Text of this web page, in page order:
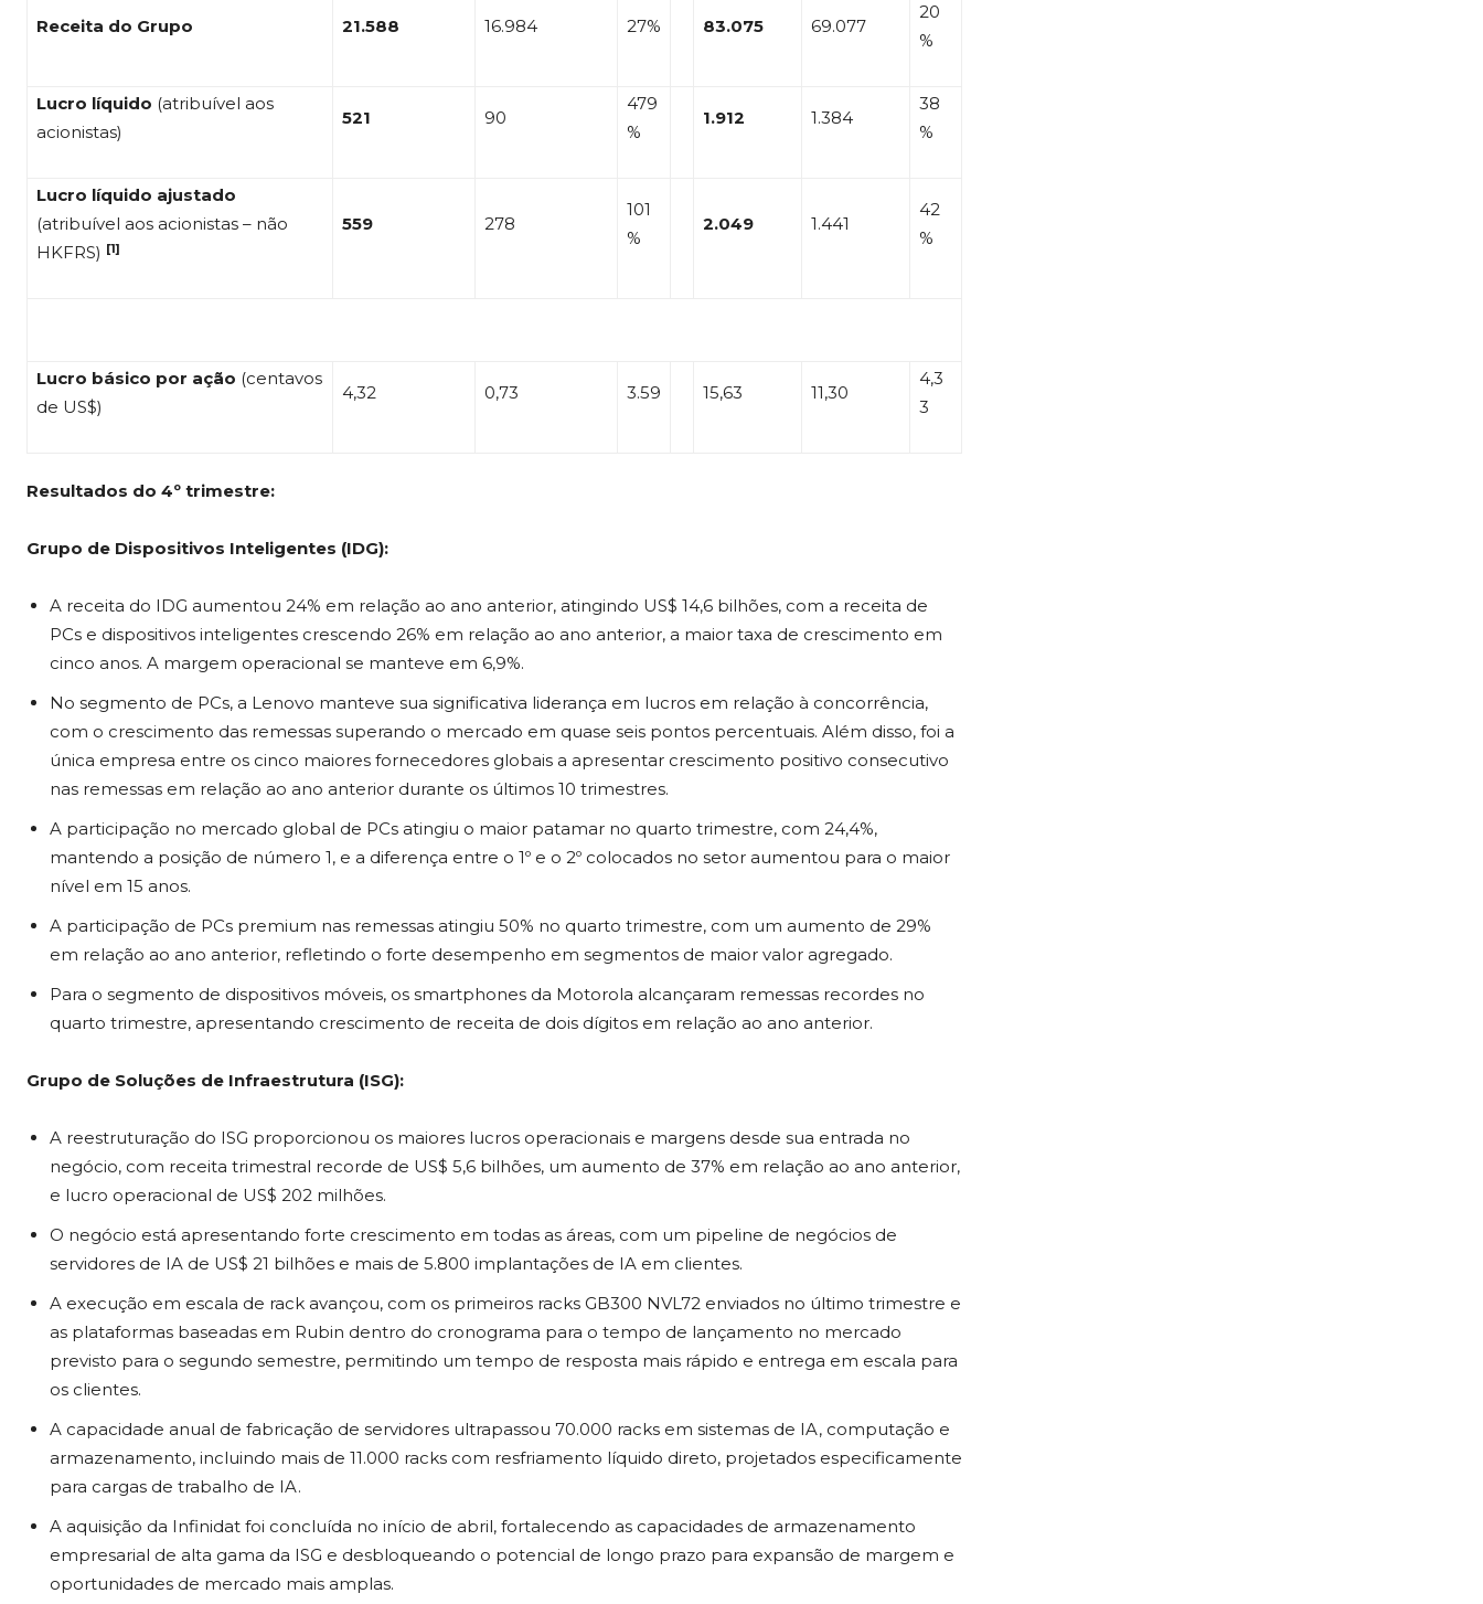
Receita do Grupo 21.588 16.984 27% 83.075 69.077
20
%
Lucro líquido (atribuível aos
acionistas)
521 90
479
%
1.912 1.384
38
%
Lucro líquido ajustado
(atribuível aos acionistas – não
HKFRS) [1]
559 278
101
%
2.049 1.441
42
%
Lucro básico por ação (centavos
de US$)
4,32 0,73 3.59 15,63 11,30
4,3
3
Resultados do 4º trimestre:
Grupo de Dispositivos Inteligentes (IDG):
A receita do IDG aumentou 24% em relação ao ano anterior, atingindo US$ 14,6 bilhões, com a receita de
PCs e dispositivos inteligentes crescendo 26% em relação ao ano anterior, a maior taxa de crescimento em
cinco anos. A margem operacional se manteve em 6,9%.
No segmento de PCs, a Lenovo manteve sua significativa liderança em lucros em relação à concorrência,
com o crescimento das remessas superando o mercado em quase seis pontos percentuais. Além disso, foi a
única empresa entre os cinco maiores fornecedores globais a apresentar crescimento positivo consecutivo
nas remessas em relação ao ano anterior durante os últimos 10 trimestres.
A participação no mercado global de PCs atingiu o maior patamar no quarto trimestre, com 24,4%,
mantendo a posição de número 1, e a diferença entre o 1º e o 2º colocados no setor aumentou para o maior
nível em 15 anos.
A participação de PCs premium nas remessas atingiu 50% no quarto trimestre, com um aumento de 29%
em relação ao ano anterior, refletindo o forte desempenho em segmentos de maior valor agregado.
Para o segmento de dispositivos móveis, os smartphones da Motorola alcançaram remessas recordes no
quarto trimestre, apresentando crescimento de receita de dois dígitos em relação ao ano anterior.
Grupo de Soluções de Infraestrutura (ISG):
A reestruturação do ISG proporcionou os maiores lucros operacionais e margens desde sua entrada no
negócio, com receita trimestral recorde de US$ 5,6 bilhões, um aumento de 37% em relação ao ano anterior,
e lucro operacional de US$ 202 milhões.
O negócio está apresentando forte crescimento em todas as áreas, com um pipeline de negócios de
servidores de IA de US$ 21 bilhões e mais de 5.800 implantações de IA em clientes.
A execução em escala de rack avançou, com os primeiros racks GB300 NVL72 enviados no último trimestre e
as plataformas baseadas em Rubin dentro do cronograma para o tempo de lançamento no mercado
previsto para o segundo semestre, permitindo um tempo de resposta mais rápido e entrega em escala para
os clientes.
A capacidade anual de fabricação de servidores ultrapassou 70.000 racks em sistemas de IA, computação e
armazenamento, incluindo mais de 11.000 racks com resfriamento líquido direto, projetados especificamente
para cargas de trabalho de IA.
A aquisição da Infinidat foi concluída no início de abril, fortalecendo as capacidades de armazenamento
empresarial de alta gama da ISG e desbloqueando o potencial de longo prazo para expansão de margem e
oportunidades de mercado mais amplas.